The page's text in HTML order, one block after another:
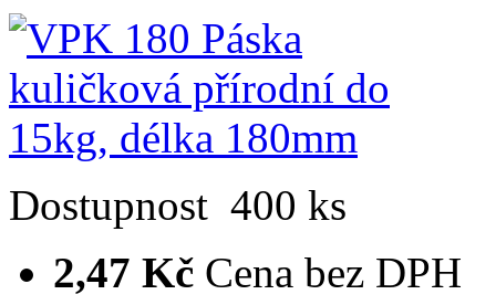
Dostupnost 400 ks
2,47 Kč Cena bez DPH